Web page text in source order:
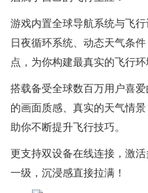
游戏内置全球导航系统与飞行
日夜循环系统、动态天气条
点，为你构建最真实的飞行环
搭载备受全球数百万用户喜
的画面质感、真实的天气情
助你不断提升飞行技巧。
更支持双设备在线连接，激
一级，沉浸感直接拉满！